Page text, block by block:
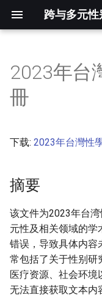
跨与多元性
开
摘要
2023年台
冊
下载: 2023年台灣性
摘要
该文件为2023年台
元性及相关领域的学
错误，导致具体内容
常包括了关于性别研
医疗资源、社会环境
无法直接获取文本内